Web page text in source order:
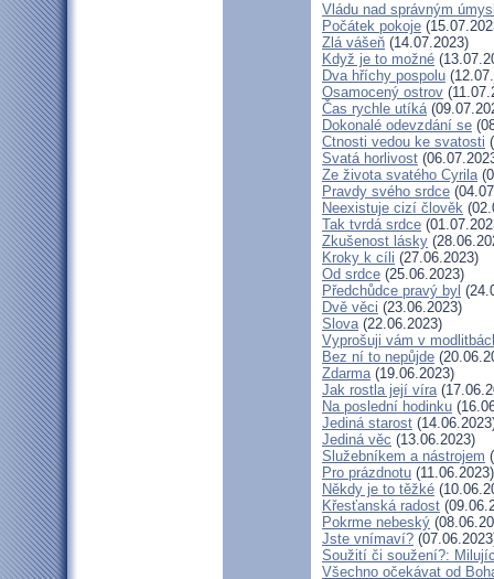
Vládu nad správným
Počátek pokoje
Zlá vášeň (14.07.2023)
Když je to možné
Dva hříchy pospolu
Osamocený ostrov
Čas rychle utíká
Dokonalé odevzdání se
Ctnosti vedou ke svatosti
Svatá horlivost
Ze života svatého Cyrila
Pravdy svého srdce
Neexistuje cizí člověk
Tak tvrdá srdce
Zkušenost lásky
Kroky k cíli (27.06.2023)
Od srdce (25.06.2023)
Předchůdce pravý byl
Dvě věci (23.06.2023)
Slova(22.06.2023)
Vyprošuji vám v
Bez ní to nepůjde
Zdarma(19.06.2023)
Jak rostla její víra
Na poslední hodinku
Jediná starost
Jediná věc (13.06.2023)
Služebníkem a nástrojem
Pro prázdnotu (11.06.2023)
Někdy je to těžké
Křesťanská radost
Pokrme nebeský
Jste vnímaví?
Soužití či soužení?:
Všechno očekávat od